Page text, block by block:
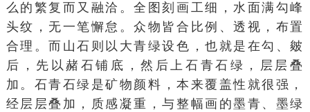
么的繁复而又融洽。全图刻画工细，水面满勾峰
头纹，无一笔懈怠。众物皆合比例、透视，布置
合理。而山石则以大青绿设色，也就是在勾、皴
后，先以赭石铺底，然后上石青石绿，层层叠
加。石青石绿是矿物颜料 ，本来覆盖性就很强，
经层层叠加，质感凝重，与整幅画的墨青、 墨绿